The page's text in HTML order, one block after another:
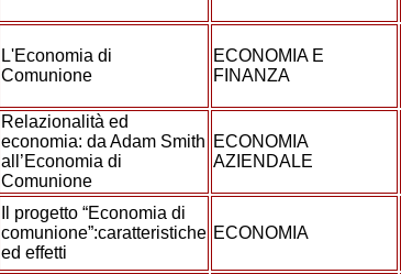
L'Economia di
Comunione
ECONOMIA E
FINANZA
Relazionalità ed
economia: da Adam Smith
all’Economia di
Comunione
ECONOMIA
AZIENDALE
Il progetto “Economia di
comunione”:caratteristiche
ed effetti
ECONOMIA